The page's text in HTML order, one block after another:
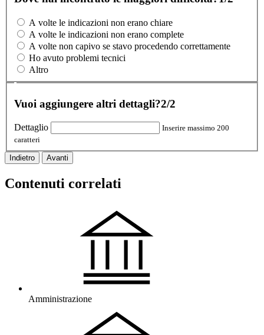
A volte le indicazioni non erano chiare
A volte le indicazioni non erano complete
A volte non capivo se stavo procedendo correttamente
Ho avuto problemi tecnici
Altro
Vuoi aggiungere altri dettagli?2/2
Dettaglio
Inserire massimo 200
caratteri
Indietro Avanti
Contenuti correlati
Amministrazione